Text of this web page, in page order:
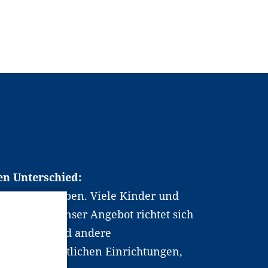
Unterschied:
Berufsleben. Viele Kinder und
dabei. Unser Angebot richtet sich
und andere
Einrichtungen,